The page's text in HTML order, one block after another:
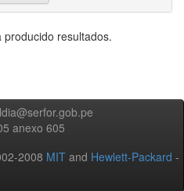
resultados.
anexo 605
2008 MIT and Hewlett-Packard -